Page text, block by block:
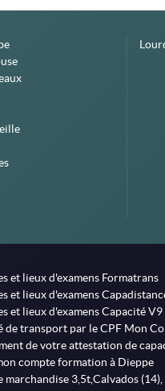
et lieux d'examens Formatrans
et lieux d'examens
et lieux d'examens Capacité V9
de transport par le CPF Mon
de votre attestation de
compte formation à Dieppe
marchandise 3,5t,Calvados (14),